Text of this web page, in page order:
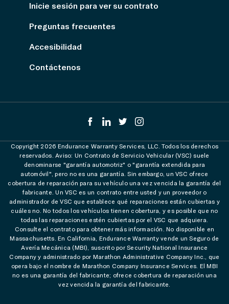
Inicie sesión para ver su contrato
Preguntas frecuentes
Accesibilidad
Contáctenos
Copyright 2026 Endurance Warranty Services, LLC. Todos los derechos
reservados. Aviso: Un Contrato de Servicio Vehicular (VSC) suele
denominarse "garantía automotriz" o "garantía extendida para
automóvil", pero no es una garantía. Sin embargo, un VSC ofrece
cobertura de reparación para su vehículo una vez vencida la garantía del
fabricante. Un VSC es un contrato entre usted y un proveedor o
administrador de VSC que establece qué reparaciones están cubiertas y
cuáles no. No todos los vehículos tienen cobertura, y es posible que no
todas las reparaciones estén cubiertas por el VSC que adquiera.
Consulte el contrato para obtener más información. No disponible en
Massachusetts. En California, Endurance Warranty vende un Seguro de
Avería Mecánica (MBI), suscrito por Security National Insurance
Company y administrado por Marathon Administrative Company Inc., que
opera bajo el nombre de Marathon Company Insurance Services. El MBI
no es una garantía del fabricante; ofrece cobertura de reparación una
vez vencida la garantía del fabricante.